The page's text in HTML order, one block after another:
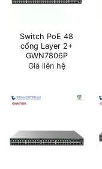
Switch PoE 48
cổng Layer 2+
GWN7806P
Giá liên hệ